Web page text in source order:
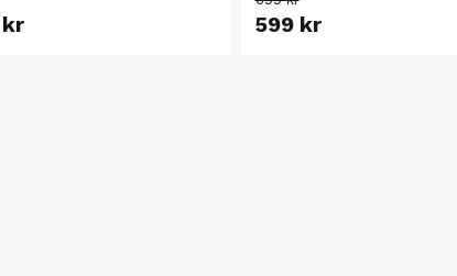
kr 599 kr